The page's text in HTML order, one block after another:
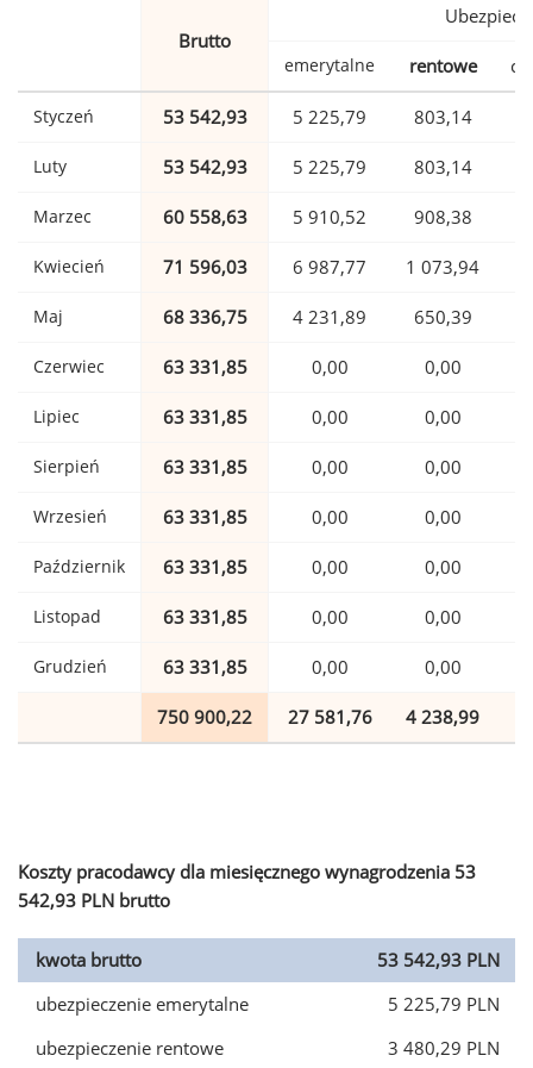
Brutto
emerytalne rentowe
Styczeń 53 542,93 5 225,79 803,14
Luty 53 542,93 5 225,79 803,14
Marzec 60 558,63 5 910,52 908,38
Kwiecień 71 596,03 6 987,77 1 073,94
Maj 68 336,75 4 231,89 650,39
Czerwiec 63 331,85 0,00 0,00
Lipiec 63 331,85 0,00 0,00
Sierpień 63 331,85 0,00 0,00
Wrzesień 63 331,85 0,00 0,00
Październik 63 331,85 0,00 0,00
Listopad 63 331,85 0,00 0,00
Grudzień 63 331,85 0,00 0,00
750 900,22 27 581,76 4 238,99
Koszty pracodawcy dla miesięcznego wynagrodzenia 53
542,93 PLN brutto
kwota brutto
53 542,93 PLN
ubezpieczenie emerytalne
5 225,79 PLN
ubezpieczenie rentowe
3 480,29 PLN